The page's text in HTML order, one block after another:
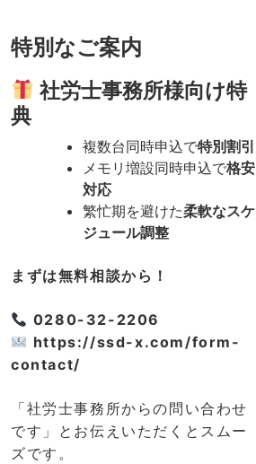
特別なご案内
社労士事務所様向け特
典
複数台同時申込で特別割引
メモリ増設同時申込で格安
対応
繁忙期を避けた柔軟なスケ
ジュール調整
まずは無料相談から！
0280-32-2206
https://ssd-x.com/form-
contact/
「社労士事務所からの問い合わせ
です」とお伝えいただくとスムー
ズです。